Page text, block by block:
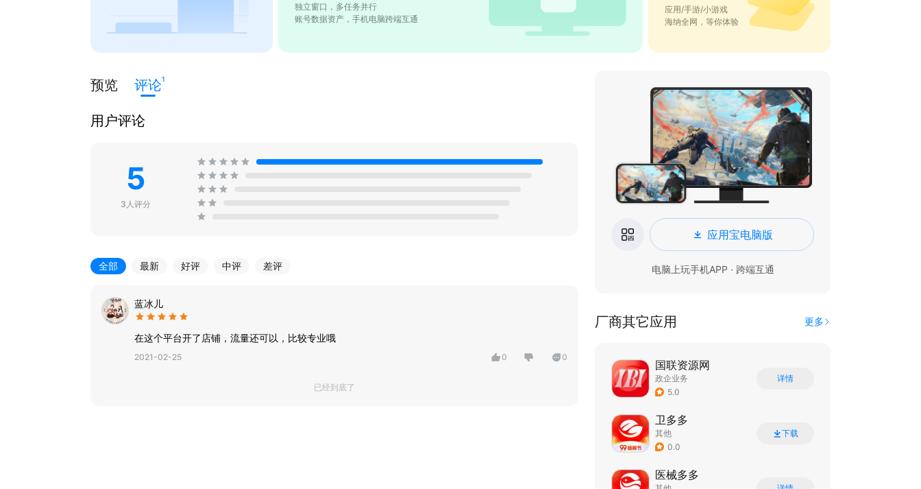
独立窗口，多任务并行
账号数据资产，手机电脑跨端互通
应用/手游/小游戏
海纳全网，等你体验
预览 评论1
用户评论
5
3人评分
全部 最新 好评 中评 差评
蓝冰儿
在这个平台开了店铺，流量还可以，比较专业哦
2021-02-25 0 0
已经到底了
应用宝电脑版
电脑上玩手机APP · 跨端互通
厂商其它应用 更多
国联资源网
政企业务
5.0
详情
卫多多
其他
0.0
下载
医械多多